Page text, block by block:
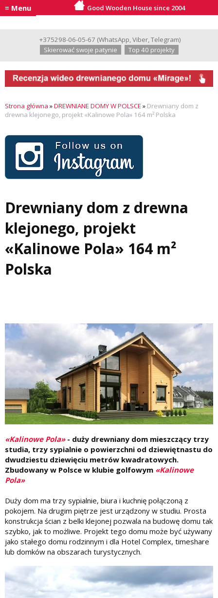
≡ Menu Good Wooden House since 2004
+375298-06-05-67 (WhatsApp,Viber,Telegram)
Skierować swoje patynie
Top 40 projekty
Strona główna »DREWNIANE DOMY W POLSCE» Drewniany dom z
drewna klejonego, projekt «Kalinowe Pola» 164 m² Polska
Drewniany dom z drewna
klejonego, projekt
«Kalinowe Pola» 164 m²
Polska
«Kalinowe Pola»- duży drewniany dom mieszczący trzy
studia, trzy sypialnie o powierzchni od dziewiętnastu do
dwudziestu dziewięciu metrów kwadratowych.
Zbudowany w Polsce w klubie golfowym «Kalinowe
Pola»
Duży dom ma trzy sypialnie, biura i kuchnię połączoną z
pokojem. Na drugim piętrze jest urządzony w studiu. Prosta
konstrukcja ścian z belki klejonej pozwala na budowę domu tak
szybko, jak to możliwe. Projekt tego domu może być używany
jako stałego domu rodzinnym i dla Hotel Complex, timeshare
lub domków na obszarach turystycznych.